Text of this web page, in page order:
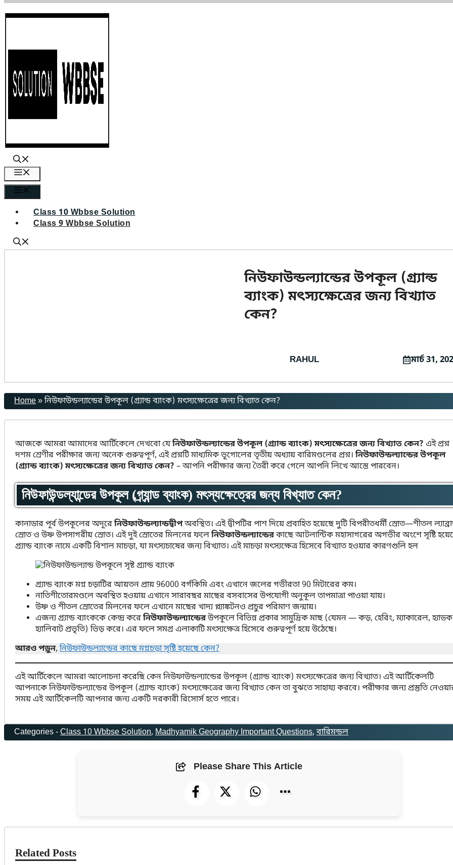
লেখায়
Class 10 Wbbse Solution
Class 9 Wbbse Solution
নিউফাউন্ডল্যান্ডের উপকূল (গ্র্যান্ড
ব্যাংক) মৎস্যক্ষেত্রের জন্য বিখ্যাত
কেন?
RAHUL মার্চ 31,
Home»নিউফাউন্ডল্যান্ডের উপকূল (গ্র্যান্ড ব্যাংক) মৎস্যক্ষেত্রের জন্য বিখ্যাত কেন?
আজকে আমরা আমাদের আর্টিকেলে দেখবো যেনিউফাউন্ডল্যান্ডের উপকূল (গ্র্যান্ড ব্যাংক) মৎস্যক্ষেত্রের জন্য বিখ্যাত কেন? এই প্রশ্ন
দশম শ্রেণীর পরীক্ষার জন্য অনেক গুরুত্বপূর্ণ, এই প্রশ্নটি মাধ্যমিক ভূগোলের তৃতীয় অধ্যায় বারিমণ্ডলের প্রশ্ন।নিউফাউন্ডল্যান্ডের উপকূল
(গ্র্যান্ড ব্যাংক) মৎস্যক্ষেত্রের জন্য বিখ্যাত কেন? – আপনি পরীক্ষার জন্য তৈরী করে গেলে আপনি লিখে আস্তে পারবেন।
নিউফাউন্ডল্যান্ডের উপকূল (গ্র্যান্ড ব্যাংক) মৎস্যক্ষেত্রের জন্য বিখ্যাত কেন?
কানাডার পূর্ব উপকূলের অদূরেনিউফাউন্ডল্যান্ডদ্বীপঅবস্থিত। এই দ্বীপটির পাশ দিয়ে প্রবাহিত হয়েছে দুটি বিপরীতধর্মী স্রোত—শীতল
স্রোত ও উষ্ণ উপসাগরীয় স্রোত। এই দুই স্রোতের মিলনের ফলেনিউফাউন্ডল্যান্ডেরকাছে আটলান্টিক মহাসাগরের অগভীর অংশে সৃষ্টি
গ্র্যান্ড ব্যাংক নামে একটি বিশাল মাচড়া, যা মৎস্যচাষের জন্য বিখ্যাত। এই মাচড়া মৎস্যক্ষেত্র হিসেবে বিখ্যাত হওয়ার কারণগুলি হল
গ্র্যান্ড ব্যাংক মগ্ন চড়াটির আয়তন প্রায় 96000 বর্গকিমি এবং এখানে জলের গভীরতা 90 মিটারের কম।
নাতিশীতোরমণ্ডলে অবস্থিত হওয়ায় এখানে সারাবছর মাছের বসবাসের উপযোগী অনুকূল তাপমাত্রা পাওয়া যায়।
উষ্ণ ও শীতল স্রোতের মিলনের ফলে এখানে মাছের খাদ্য প্ল্যাঙ্কটনও প্রচুর পরিমাণ জন্মায়।
এজন্য গ্র্যান্ড ব্যাংককে কেন্দ্র করেনিউফাউন্ডল্যান্ডেরউপকূলে বিভিন্ন প্রকার সামুদ্রিক মাছ (যেমন — কড়, হেরিং, ম্যাকারেল, হ্যাডক
হ্যালিবাট প্রভৃতি) ভিড় করে। এর ফলে সমগ্র এলাকাটি মৎস্যক্ষেত্র হিসেবে গুরুত্বপূর্ণ হয়ে উঠেছে।
আরও পড়ুন,নিউফাউন্ডল্যান্ডের কাছে মগ্নচড়া সৃষ্টি হয়েছে কেন?
এই আর্টিকেলে আমরা আলোচনা করেছি কেন নিউফাউন্ডল্যান্ডের উপকূল (গ্র্যান্ড ব্যাংক) মৎস্যক্ষেত্রের জন্য বিখ্যাত। এই আর্টিকেলটি
আপনাকে নিউফাউন্ডল্যান্ডের উপকূল (গ্র্যান্ড ব্যাংক) মৎস্যক্ষেত্রের জন্য বিখ্যাত কেন তা বুঝতে সাহায্য করবে। পরীক্ষার জন্য প্রস্তুতি
সময় এই আর্টিকেলটি আপনার জন্য একটি দরকারী রিসোর্স হতে পারে।
Categories -Class 10 Wbbse Solution, Madhyamik Geography Important Questions, বারিমন্ডল
Please Share This Article
Related Posts